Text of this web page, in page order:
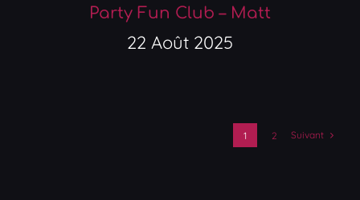
Party Fun Club – Matt
22 Août 2025
1 2 Suivant